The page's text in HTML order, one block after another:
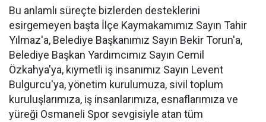
Bu anlamlı süreçte bizlerden desteklerini
esirgemeyen başta İlçe Kaymakamımız Sayın Tahir
Yılmaz'a, Belediye Başkanımız Sayın Bekir Torun'a,
Belediye Başkan Yardımcımız Sayın Cemil
Özkahya'ya, kıymetli iş insanımız Sayın Levent
Bulgurcu'ya, yönetim kurulumuza, sivil toplum
kuruluşlarımıza, iş insanlarımıza, esnaflarımıza ve
yüreği Osmaneli Spor sevgisiyle atan tüm